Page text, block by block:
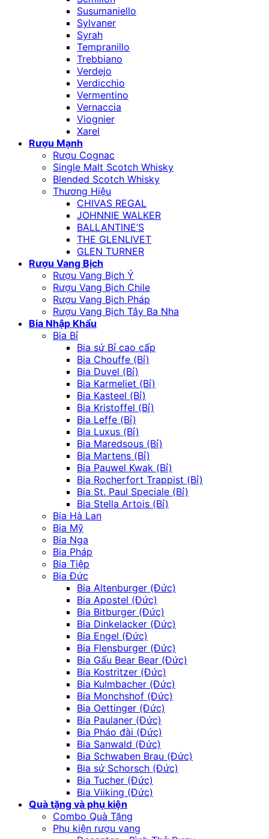
Susumaniello
Sylvaner
Syrah
Tempranillo
Trebbiano
Verdejo
Verdicchio
Vermentino
Vernaccia
Viognier
Xarel
Rượu Mạnh
Rượu Cognac
Single Malt Scotch Whisky
Blended Scotch Whisky
Thương Hiệu
CHIVAS REGAL
JOHNNIE WALKER
BALLANTINE’S
THE GLENLIVET
GLEN TURNER
Rượu Vang Bịch
Rượu Vang Bịch Ý
Rượu Vang Bịch Chile
Rượu Vang Bịch Pháp
Rượu Vang Bịch Tây Ba Nha
Bia Nhập Khẩu
Bia Bỉ
Bia sứ Bỉ cao cấp
Bia Chouffe (Bỉ)
Bia Duvel (Bỉ)
Bia Karmeliet (Bỉ)
Bia Kasteel (Bỉ)
Bia Kristoffel (Bỉ)
Bia Leffe (Bỉ)
Bia Luxus (Bỉ)
Bia Maredsous (Bỉ)
Bia Martens (Bỉ)
Bia Pauwel Kwak (Bỉ)
Bia Rocherfort Trappist (Bỉ)
Bia St. Paul Speciale (Bỉ)
Bia Stella Artois (Bỉ)
Bia Hà Lan
Bia Mỹ
Bia Nga
Bia Pháp
Bia Tiệp
Bia Đức
Bia Altenburger (Đức)
Bia Apostel (Đức)
Bia Bitburger (Đức)
Bia Dinkelacker (Đức)
Bia Engel (Đức)
Bia Flensburger (Đức)
Bia Gấu Bear Bear (Đức)
Bia Kostritzer (Đức)
Bia Kulmbacher (Đức)
Bia Monchshof (Đức)
Bia Oettinger (Đức)
Bia Paulaner (Đức)
Bia Pháo đài (Đức)
Bia Sanwald (Đức)
Bia Schwaben Brau (Đức)
Bia sứ Schorsch (Đức)
Bia Tucher (Đức)
Bia Viiking (Đức)
Quà tặng và phụ kiện
Combo Quà Tặng
Phụ kiện rượu vang